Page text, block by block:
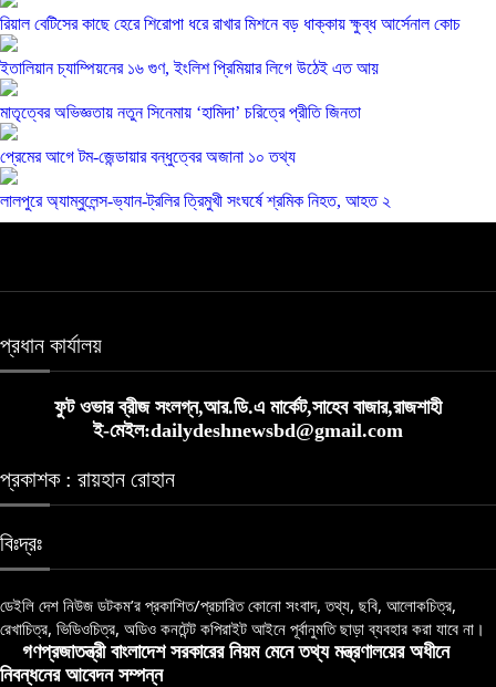
রিয়াল বেটিসের কাছে হেরে শিরোপা ধরে রাখার মিশনে বড় ধাক্কায় ক্ষুব্ধ আর্সেনাল কোচ
ইতালিয়ান চ্যাম্পিয়নের ১৬ গুণ, ইংলিশ প্রিমিয়ার লিগে উঠেই এত আয়
মাতৃত্বের অভিজ্ঞতায় নতুন সিনেমায় ‘হামিদা’ চরিত্রে প্রীতি জিনতা
প্রেমের আগে টম-জেন্ডায়ার বন্ধুত্বের অজানা ১০ তথ্য
লালপুরে অ্যাম্বুলেন্স-ভ্যান-ট্রলির ত্রিমুখী সংঘর্ষে শ্রমিক নিহত, আহত ২
প্রধান কার্যালয়
ফুট ওভার ব্রীজ সংলগ্ন,আর.ডি.এ মার্কেট,সাহেব বাজার,রাজশাহী
ই-মেইল:dailydeshnewsbd@gmail.com
প্রকাশক : রায়হান রোহান
বিঃদ্রঃ
ডেইলি দেশ নিউজ ডটকম’র প্রকাশিত/প্রচারিত কোনো সংবাদ, তথ্য, ছবি, আলোকচিত্র,
রেখাচিত্র, ভিডিওচিত্র, অডিও কনটেন্ট কপিরাইট আইনে পূর্বানুমতি ছাড়া ব্যবহার করা যাবে না।
গণপ্রজাতন্ত্রী বাংলাদেশ সরকারের নিয়ম মেনে তথ্য মন্ত্রণালয়ের অধীনে
নিবন্ধনের আবেদন সম্পন্ন